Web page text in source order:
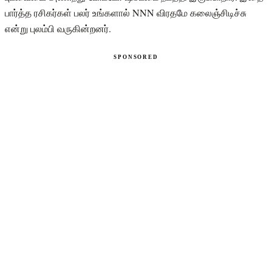
பார்த்த ரசிகர்கள் பலர் உங்களால் NNN விரதமே கலைஞ்சிடிச்சு
என்று புலம்பி வருகின்றனர்.